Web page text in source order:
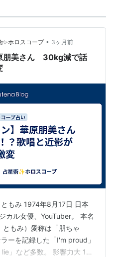
dream
a lie
MUSIC
のしく やさしくね
GIVE UP
〜真夜中のシンデレ
✨ホロスコープ • 3ヶ月前
朋美さん 30kg減で話
もみ 1974年8月17日 日本
カル女優、YouTuber。 本名
もみ）愛称は「朋ちゃ
ーを記録した「I'm proud」
lie」など多数。 影響力大 12